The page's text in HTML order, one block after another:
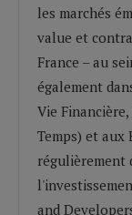
les marchés
value et
France – au
également
Vie
Temps) et
régulièrement
and